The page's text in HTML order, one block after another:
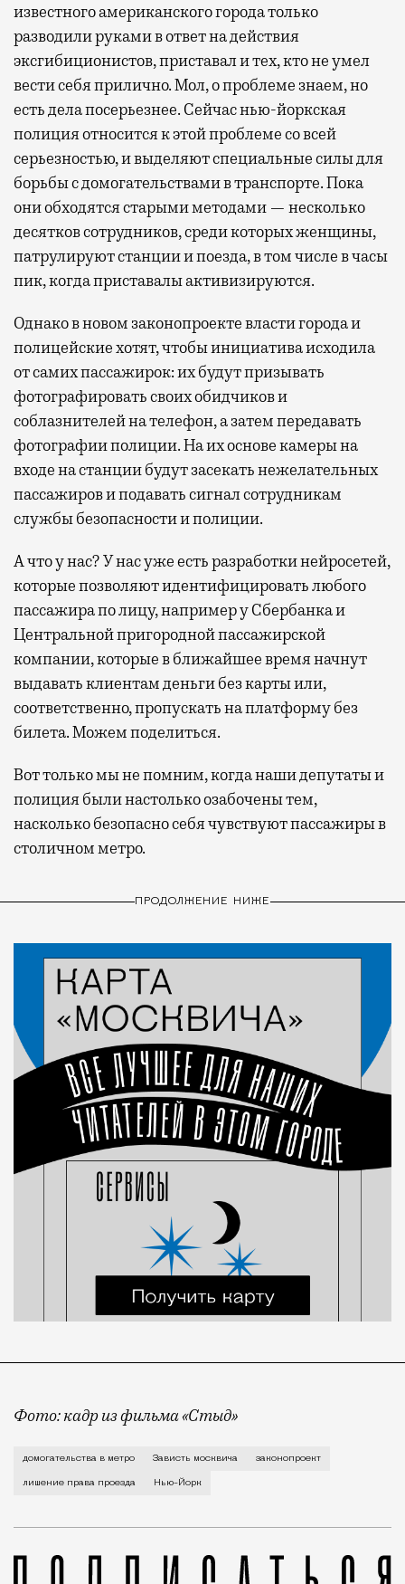
известного американского города только
разводили руками в ответ на действия
эксгибиционистов, приставал и тех, кто не умел
вести себя прилично. Мол, о проблеме знаем, но
есть дела посерьезнее. Сейчас нью-йоркская
полиция относится к этой проблеме со всей
серьезностью, и выделяют специальные силы для
борьбы с домогательствами в транспорте. Пока
они обходятся старыми методами — несколько
десятков сотрудников, среди которых женщины,
патрулируют станции и поезда, в том числе в часы
пик, когда приставалы активизируются.
Однако в новом законопроекте власти города и
полицейские хотят, чтобы инициатива исходила
от самих пассажирок: их будут призывать
фотографировать своих обидчиков и
соблазнителей на телефон, а затем передавать
фотографии полиции. На их основе камеры на
входе на станции будут засекать нежелательных
пассажиров и подавать сигнал сотрудникам
службы безопасности и полиции.
А что у нас? У нас уже есть разработки нейросетей,
которые позволяют идентифицировать любого
пассажира по лицу, например у Сбербанка и
Центральной пригородной пассажирской
компании, которые в ближайшее время начнут
выдавать клиентам деньги без карты или,
соответственно, пропускать на платформу без
билета. Можем поделиться.
Вот только мы не помним, когда наши депутаты и
полиция были настолько озабочены тем,
насколько безопасно себя чувствуют пассажиры в
столичном метро.
ПРОДОЛЖЕНИЕ НИЖЕ
Фото: кадр из фильма «Стыд»
Многим москвичкам эта проблема знакома —
домогательства в метро Зависть москвича законопроект
лишение права проезда Нью-Йорк